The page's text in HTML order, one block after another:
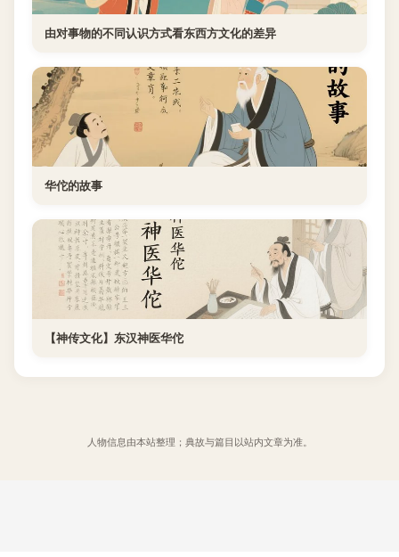
由对事物的不同认识方式看东西方文化的差异
华佗的故事
【神传文化】东汉神医华佗
人物信息由本站整理；典故与篇目以站内文章为准。